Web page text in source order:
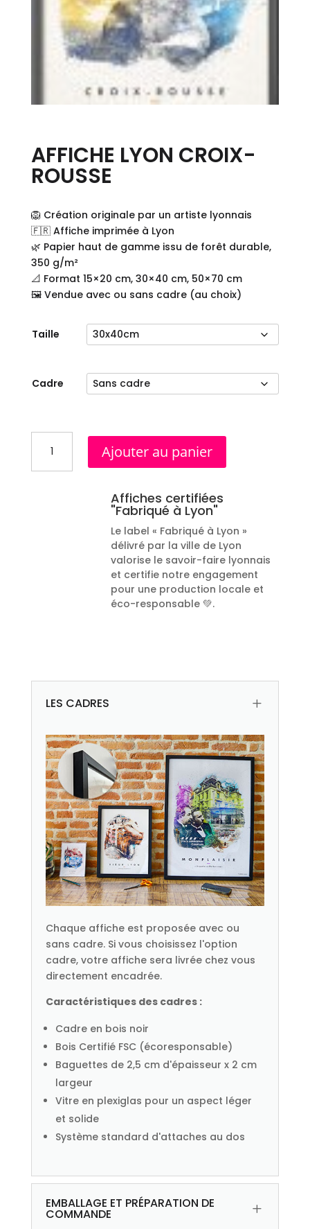
AFFICHE LYON CROIX-
ROUSSE
🦁 Création originale par un artiste lyonnais
🇫🇷 Affiche imprimée à Lyon
🌿 Papier haut de gamme issu de forêt durable,
350 g/m²
📐 Format 15×20 cm, 30×40 cm, 50×70 cm
🖼️ Vendue avec ou sans cadre (au choix)
Taille
Cadre
Affiche
Ajouter au panier
Affiches certifiées
"Fabriqué à Lyon"
Le label « Fabriqué à Lyon »
délivré par la ville de Lyon
valorise le savoir-faire lyonnais
et certifie notre engagement
pour une production locale et
éco-responsable 💚.
LES CADRES L
Chaque affiche est proposée avec ou
sans cadre. Si vous choisissez l'option
cadre, votre affiche sera livrée chez vous
directement encadrée.
Caractéristiques des cadres :
Cadre en bois noir
Bois Certifié FSC (écoresponsable)
Baguettes de 2,5 cm d'épaisseur x 2 cm
largeur
Vitre en plexiglas pour un aspect léger
et solide
Système standard d'attaches au dos
EMBALLAGE ET PRÉPARATION DE
COMMANDE L